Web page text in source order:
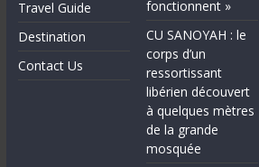
Travel Guide
Destination
Contact Us
fonctionnent »
CU SANOYAH : le
corps d’un
ressortissant
libérien découvert
à quelques mètres
de la grande
mosquée